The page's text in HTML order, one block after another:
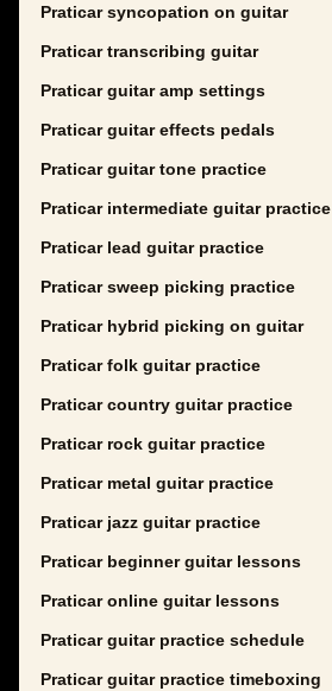
Praticar syncopation on guitar
Praticar transcribing guitar
Praticar guitar amp settings
Praticar guitar effects pedals
Praticar guitar tone practice
Praticar intermediate guitar practice
Praticar lead guitar practice
Praticar sweep picking practice
Praticar hybrid picking on guitar
Praticar folk guitar practice
Praticar country guitar practice
Praticar rock guitar practice
Praticar metal guitar practice
Praticar jazz guitar practice
Praticar beginner guitar lessons
Praticar online guitar lessons
Praticar guitar practice schedule
Praticar guitar practice timeboxing